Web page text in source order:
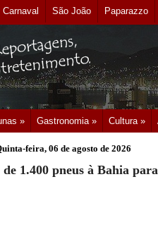
Carnaval São João Paparazzo
» Gastronomia » Cultura »
feira, 06 de agosto de 2026
1.400 pneus à Bahia